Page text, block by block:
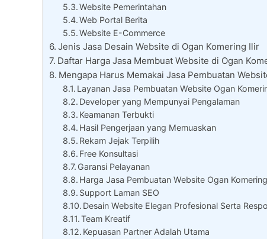
Website Pemerintahan
Web Portal Berita
Website E-Commerce
Jenis Jasa Desain Website di Ogan Komering Ilir
Daftar Harga Jasa Membuat Website di Ogan
Mengapa Harus Memakai Jasa Pembuatan
Layanan Jasa Pembuatan Website Ogan
Developer yang Mempunyai Pengalaman
Keamanan Terbukti
Hasil Pengerjaan yang Memuaskan
Rekam Jejak Terpilih
Free Konsultasi
Garansi Pelayanan
Harga Jasa Pembuatan Website Ogan
Support Laman SEO
Desain Website Elegan Profesional Serta
Team Kreatif
Kepuasan Partner Adalah Utama